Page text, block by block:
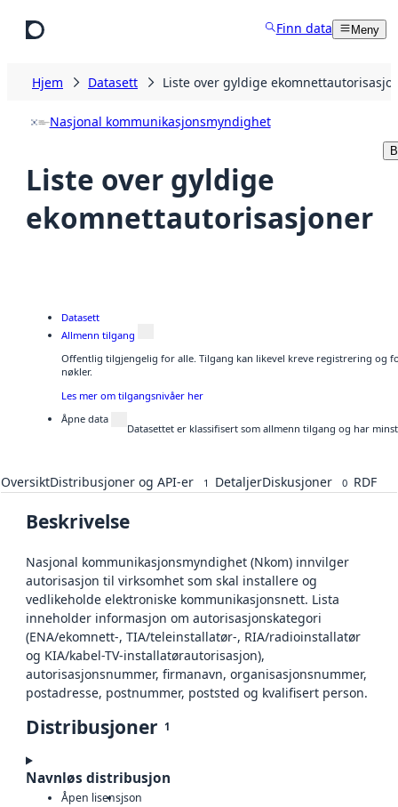
Finn data Meny
Hjem Datasett Liste over gyldige
Nasjonal kommunikasjonsmyndighet
Liste over gyldige
ekomnettautorisasjoner
Datasett
Allmenn tilgang
Offentlig tilgjengelig for alle. Tilgang kan likevel kreve registrering og
nøkler.
Les mer om tilgangsnivåer her
Åpne data
Datasettet er klassifisert som allmenn tilgang og har
OversiktDistribusjoner og API-er 1 DetaljerDiskusjoner 0 RDF
Beskrivelse
Nasjonal kommunikasjonsmyndighet (Nkom) innvilger
autorisasjon til virksomhet som skal installere og
vedlikeholde elektroniske kommunikasjonsnett. Lista
inneholder informasjon om autorisasjonskategori
(ENA/ekomnett-, TIA/teleinstallatør-, RIA/radioinstallatør
og KIA/kabel-TV-installatørautorisasjon),
autorisasjonsnummer, firmanavn, organisasjonsnummer,
postadresse, postnummer, poststed og kvalifisert person.
Distribusjoner 1
Navnløs distribusjon
Åpen lisensjson